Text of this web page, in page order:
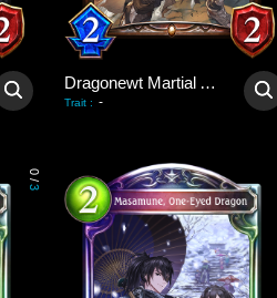
Dragonewt Martial Artist
Trait : -
0
/
3